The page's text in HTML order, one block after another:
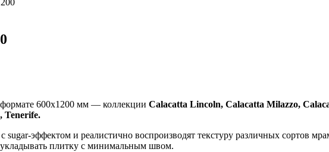
600x1200 мм — коллекции Calacatta Lincoln, Calacatta Milazzo,
Tenerife.
sugar-эффектом и реалистично воспроизводят текстуру различных сортов
плитку с минимальным швом.